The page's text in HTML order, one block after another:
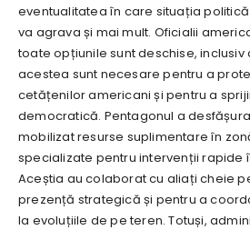
eventualitatea în care situația
va agrava și mai mult. Oficialii
toate opțiunile sunt deschise,
acestea sunt necesare pentru a
cetățenilor americani și pentru a
democratică. Pentagonul a
mobilizat resurse suplimentare în
specializate pentru intervenții rapide
Aceștia au colaborat cu aliați cheie
prezență strategică și pentru a
la evoluțiile de pe teren. Totuși,